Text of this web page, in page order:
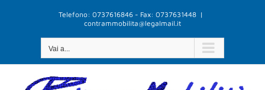
Telefono: 0737616846 - Fax: 0737631448 |
contrammobilita@legalmail.it
Vai a...